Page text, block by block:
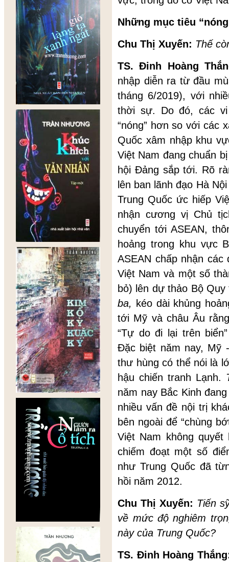
Những mục tiêu
Chu Thị Xuyến: Thế
TS. Đinh Hoàng
nhập diễn ra từ đầu
tháng 6/2019), với
thời sự. Do đó, các
“nóng” hơn so với các
Quốc xâm nhập khu
Việt Nam đang chuẩn
hội Đảng sắp tới. Rõ
lên ban lãnh đạo Hà
Trung Quốc ức hiếp
nhận cương vị Chủ
chuyển tới ASEAN,
hoảng trong khu vực
ASEAN chấp nhận
Việt Nam và một số
bỏ) lên dự thảo Bộ
ba, kéo dài khủng
tới Mỹ và châu Âu
“Tự do đi lại trên
Đặc biệt năm nay, Mỹ
thư hùng có thể nói là
hậu chiến tranh Lạnh.
năm nay Bắc Kinh
nhiều vấn đề nội trị
bên ngoài để “chùng
Việt Nam không
chiếm đoạt một số
như Trung Quốc đã
hồi năm 2012.
Chu Thị Xuyến: Tiến
về mức độ nghiêm
này của Trung Quốc?
TS. Đinh Hoàng